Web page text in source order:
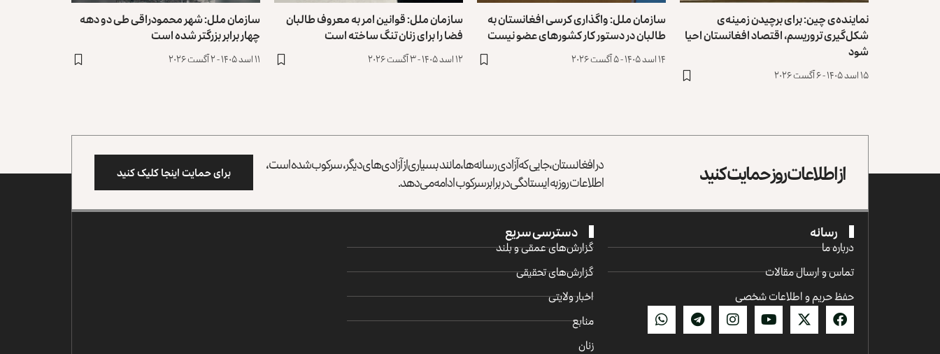
نماینده‌ی چین: برای برچیدن زمینه‌ی
شکل‌گیری تروریسم، اقتصاد افغانستان احیا
شود
۱۵ اسد ۱۴۰۵ - ۶ آگست ۲۰۲۶
سازمان ملل: واگذاری کرسی افغانستان به
طالبان در دستور کار کشورهای ‏عضو نیست
۱۴ اسد ۱۴۰۵ - ۵ آگست ۲۰۲۶
سازمان ملل: قوانین امر به معروف طالبان
فضا را برای زنان تنگ ساخته است
۱۲ اسد ۱۴۰۵ - ۳ آگست ۲۰۲۶
سازمان ملل: شهر محمودراقی طی دو دهه
چهار برابر بزرگتر شده است
۱۱ اسد ۱۴۰۵ - ۲ آگست ۲۰۲۶
از اطلاعات روز حمایت کنید در افغانستان، جایی که آزادی رسانه‌ها، مانند بسیاری از آزادی‌های دیگر، سرکوب شده است،
اطلاعات روز به ایستادگی در برابر سرکوب ادامه می‌دهد. برای حمایت اینجا کلیک کنید
رسانه
درباره ما
تماس و ارسال مقالات
حفظ حریم و اطلاعات شخصی
دسترسی سریع
گزارش‌‌های عمقی و بلند
گزارش‌های تحقیقی
اخبار ولایتی
منابع
زنان